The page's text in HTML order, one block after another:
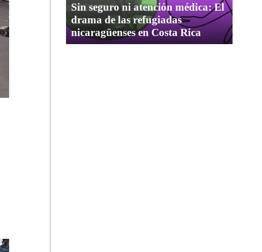
Sin seguro ni atención médica: El
drama de las refugiadas
nicaragüenses en Costa Rica